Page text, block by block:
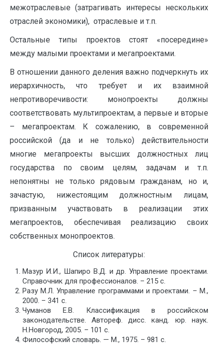
межотраслевые (затрагивать интересы нескольких
отраслей экономики), отраслевые и т.п.
Остальные типы проектов стоят «посередине»
между малыми проектами и мегапроектами.
В отношении данного деления важно подчеркнуть их
иерархичность, что требует и их взаимной
непротиворечивости: монопроекты должны
соответствовать мультипроектам, а первые и вторые
– мегапроектам. К сожалению, в современной
российской (да и не только) действительности
многие мегапроекты высших должностных лиц
государства по своим целям, задачам и т.п.
непонятны не только рядовым гражданам, но и,
зачастую, нижестоящим должностным лицам,
призванным участвовать в реализации этих
мегапроектов, обеспечивая реализацию своих
собственных монопроектов.
Список литературы:
Мазур И.И., Шапиро В.Д. и др. Управление проектами.
Справочник для профессионалов. – 215 с.
Разу М.Л. Управление программами и проектами. – М.,
2000. – 341 с.
Чуманов Е.В. Классификация в российском
законодательстве. Автореф. дисс. канд. юр. наук.
Н.Новгород, 2005. – 101 с.
Философский словарь. — М., 1975. – 981 с.